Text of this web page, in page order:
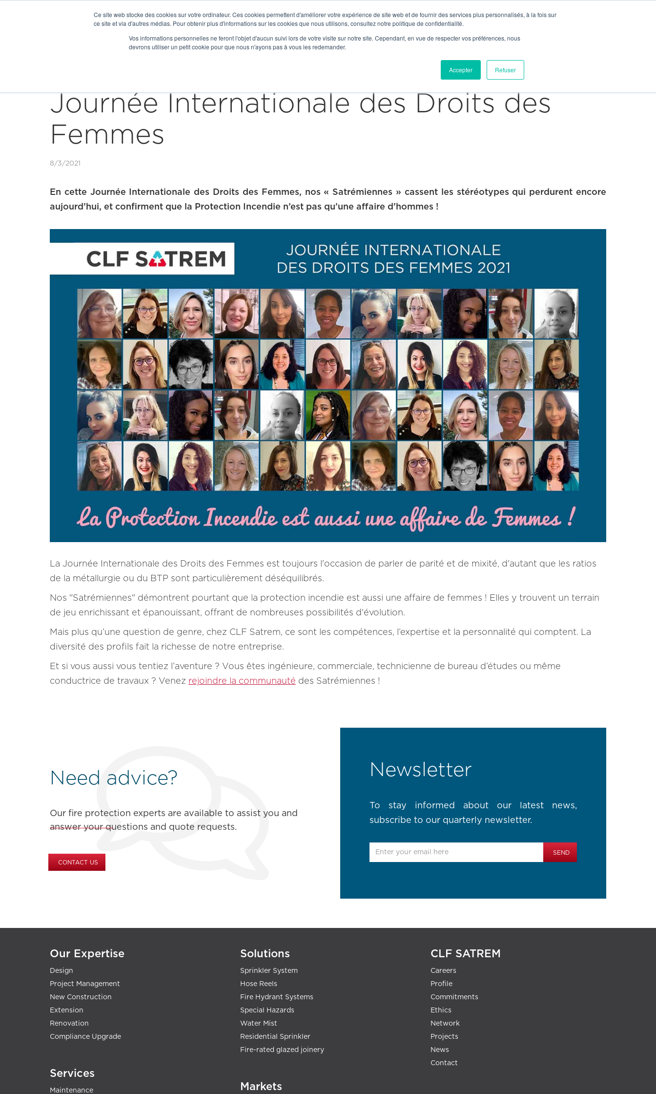
Ce site web stocke des cookies sur votre ordinateur. Ces cookies permettent d'améliorer votre expérience de site web et de fournir des services plus personnalisés, à la fois sur
ce site et via d'autres médias. Pour obtenir plus d'informations sur les cookies que nous utilisons, consultez notre politique de confidentialité.
Vos informations personnelles ne feront l'objet d'aucun suivi lors de votre visite sur notre site. Cependant, en vue de respecter vos préférences, nous
devrons utiliser un petit cookie pour que nous n'ayons pas à vous les redemander.
Accepter Refuser
Get to Know Us Join Us Contact News  Contact
Our Expertise
Journée Internationale des Droits des
Femmes
8/3/2021
En cette Journée Internationale des Droits des Femmes, nos « Satrémiennes » cassent les stéréotypes qui perdurent encore
aujourd’hui, et confirment que la Protection Incendie n’est pas qu’une affaire d’hommes !
La Journée Internationale des Droits des Femmes est toujours l'occasion de parler de parité et de mixité, d'autant que les ratios
de la métallurgie ou du BTP sont particulièrement déséquilibrés.
Nos "Satrémiennes" démontrent pourtant que la protection incendie est aussi une affaire de femmes ! Elles y trouvent un terrain
de jeu enrichissant et épanouissant, offrant de nombreuses possibilités d'évolution.
Mais plus qu’une question de genre, chez CLF Satrem, ce sont les compétences, l’expertise et la personnalité qui comptent. La
diversité des profils fait la richesse de notre entreprise.
Et si vous aussi vous tentiez l’aventure ? Vous êtes ingénieure, commerciale, technicienne de bureau d’études ou même
conductrice de travaux ? Venez rejoindre la communauté des Satrémiennes !
Need advice?
Our fire protection experts are available to assist you and
answer your questions and quote requests.
CONTACT US
Newsletter
To stay informed about our latest news,
subscribe to our quarterly newsletter.
Our Expertise
Design
Project Management
New Construction
Extension
Renovation
Compliance Upgrade
Services
Maintenance
Solutions
Sprinkler System
Hose Reels
Fire Hydrant Systems
Special Hazards
Water Mist
Residential Sprinkler
Fire-rated glazed joinery
Markets
CLF SATREM
Careers
Profile
Commitments
Ethics
Network
Projects
News
Contact